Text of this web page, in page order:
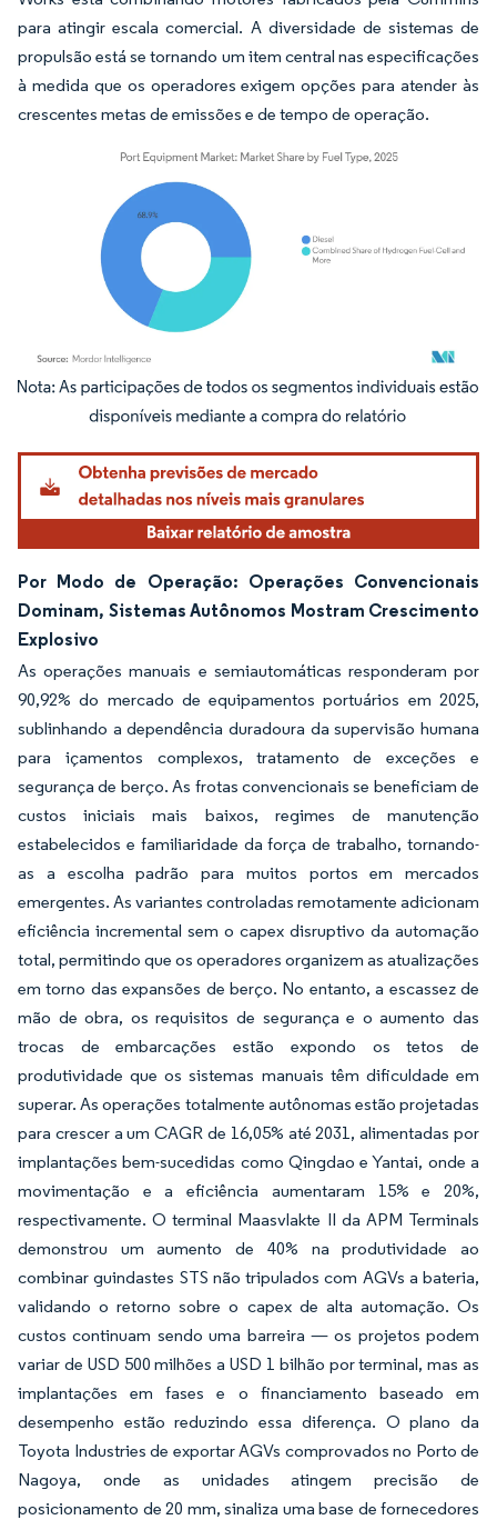
para atingir escala comercial. A diversidade de sistemas de
propulsão está se tornando um item central nas especificações
à medida que os operadores exigem opções para atender às
crescentes metas de emissões e de tempo de operação.
Imagem © Mordor Intelligence. O reuso requer atribuição conforme CC BY 4.0.
Por Modo de Operação: Operações Convencionais
Dominam, Sistemas Autônomos Mostram Crescimento
Explosivo
As operações manuais e semiautomáticas responderam por
90,92% do mercado de equipamentos portuários em 2025,
sublinhando a dependência duradoura da supervisão humana
para içamentos complexos, tratamento de exceções e
segurança de berço. As frotas convencionais se beneficiam de
custos iniciais mais baixos, regimes de manutenção
estabelecidos e familiaridade da força de trabalho, tornando-
as a escolha padrão para muitos portos em mercados
emergentes. As variantes controladas remotamente adicionam
eficiência incremental sem o capex disruptivo da automação
total, permitindo que os operadores organizem as atualizações
em torno das expansões de berço. No entanto, a escassez de
mão de obra, os requisitos de segurança e o aumento das
trocas de embarcações estão expondo os tetos de
produtividade que os sistemas manuais têm dificuldade em
superar. As operações totalmente autônomas estão projetadas
para crescer a um CAGR de 16,05% até 2031, alimentadas por
implantações bem-sucedidas como Qingdao e Yantai, onde a
movimentação e a eficiência aumentaram 15% e 20%,
respectivamente. O terminal Maasvlakte II da APM Terminals
demonstrou um aumento de 40% na produtividade ao
combinar guindastes STS não tripulados com AGVs a bateria,
validando o retorno sobre o capex de alta automação. Os
custos continuam sendo uma barreira — os projetos podem
variar de USD 500 milhões a USD 1 bilhão por terminal, mas as
implantações em fases e o financiamento baseado em
desempenho estão reduzindo essa diferença. O plano da
Toyota Industries de exportar AGVs comprovados no Porto de
Nagoya, onde as unidades atingem precisão de
posicionamento de 20 mm, sinaliza uma base de fornecedores